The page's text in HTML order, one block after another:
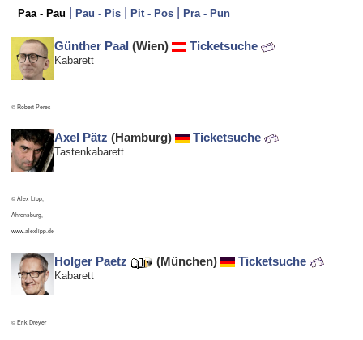
Paa - Pau | Pau - Pis | Pit - Pos | Pra - Pun
© Robert Peres
Günther Paal (Wien) Ticketsuche
Kabarett
© Alex Lipp,
Ahrensburg,
www.alexlipp.de
Axel Pätz (Hamburg) Ticketsuche
Tastenkabarett
© Erik Dreyer
Holger Paetz (München) Ticketsuche
Kabarett